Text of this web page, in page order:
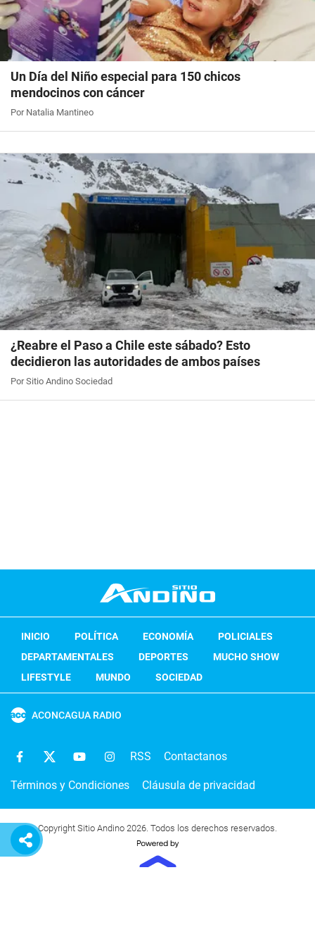
Un Día del Niño especial para 150 chicos
mendocinos con cáncer
Por Natalia Mantineo
¿Reabre el Paso a Chile este sábado? Esto
decidieron las autoridades de ambos países
Por Sitio Andino Sociedad
INICIO POLÍTICA ECONOMÍA
POLICIALES
DEPARTAMENTALES
DEPORTES
MUCHO SHOW
LIFESTYLE
MUNDO SOCIEDAD
ACONCAGUA RADIO
RSS Contactanos
Términos y Condiciones Cláusula de privacidad
Copyright Sitio Andino 2026. Todos los derechos reservados.